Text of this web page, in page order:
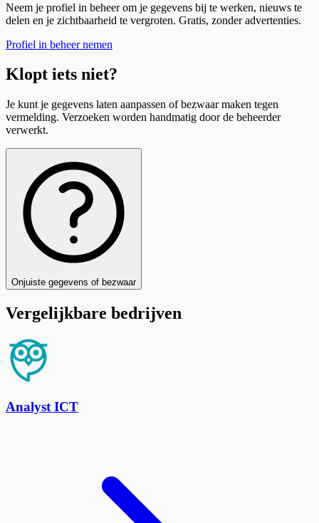
Neem je profiel in beheer om je gegevens bij te werken, nieuws te
delen en je zichtbaarheid te vergroten. Gratis, zonder advertenties.
Profiel in beheer nemen
Klopt iets niet?
Je kunt je gegevens laten aanpassen of bezwaar maken tegen
vermelding. Verzoeken worden handmatig door de beheerder
verwerkt.
Onjuiste gegevens of bezwaar
Vergelijkbare bedrijven
Analyst ICT